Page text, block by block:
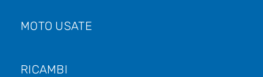
MOTO USATE
RICAMBI